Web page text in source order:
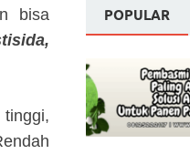
bisa
tinggi,
POPULAR